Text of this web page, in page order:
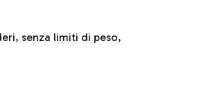
senza limiti di peso,